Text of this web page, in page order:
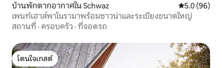
บ้านพักตากอากาศใน Schwaz คะแนนเฉลี่ย
5.0 (96)
เพนท์เฮาส์พาโนรามาพร้อมซาวน่าและระเบียงขนาดใหญ่
สถานที่ · ครอบครัว · ที่จอดรถ
โดนใจเกสต์
โดนใจเกสต์